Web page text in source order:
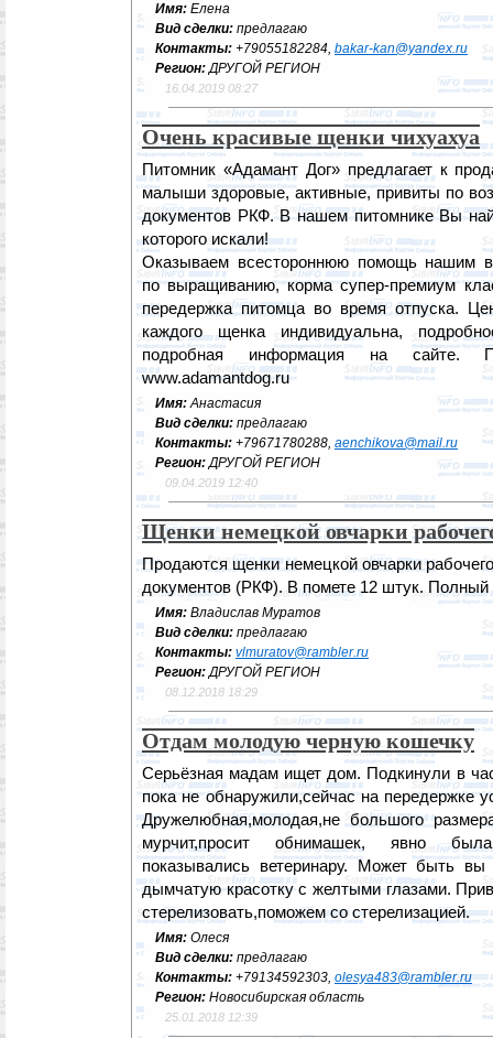
Имя: Елена
Вид сделки: предлагаю
Контакты: +79055182284, bakar-kan@yandex.ru
Регион:ДРУГОЙ РЕГИОН
16.04.2019 08:27
Очень красивые щенки чихуахуа
Питомник «Адамант Дог» предлагает к
малыши здоровые, активные, привиты по
документов РКФ. В нашем питомнике Вы
которого искали!
Оказываем всестороннюю помощь нашим
по выращиванию, корма супер-премиум
передержка питомца во время отпуска.
каждого щенка индивидуальна,
подробная информация на сайте.
www.adamantdog.ru
Имя:Анастасия
Вид сделки: предлагаю
Контакты: +79671780288, aenchikova@mail.ru
Регион:ДРУГОЙ РЕГИОН
09.04.2019 12:40
Щенки немецкой овчарки
Продаются щенки немецкой овчарки
документов (РКФ). В помете 12 штук. Полный
Имя: Владислав Муратов
Вид сделки: предлагаю
Контакты: vlmuratov@rambler.ru
Регион:ДРУГОЙ РЕГИОН
08.12.2018 18:29
Отдам молодую черную кошечку
Серьёзная мадам ищет дом. Подкинули в
пока не обнаружили,сейчас на передержке
Дружелюбная,молодая,не большого
мурчит,просит обнимашек, явно
показывались ветеринару. Может быть
дымчатую красотку с желтыми глазами.
стерелизовать,поможем со стерелизацией.
Имя: Олеся
Вид сделки: предлагаю
Контакты: +79134592303, olesya483@rambler.ru
Регион: Новосибирская область
25.01.2018 12:39